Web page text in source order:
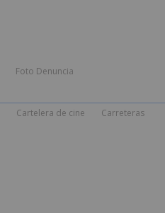
Foto Denuncia
Cartelera de cine Carreteras